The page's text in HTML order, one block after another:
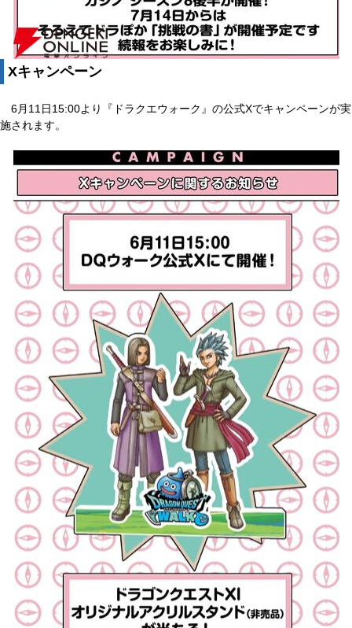
Xキャンペーン
6月11日15:00より『ドラクエウォーク』の公式Xでキャンペーンが実
施されます。